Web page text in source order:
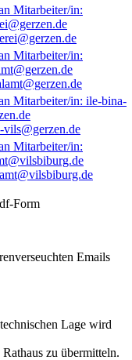
vils@gerzen.de
Emails
Lage wird
zu übermitteln.